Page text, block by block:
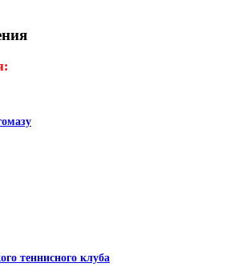
теннисного клуба